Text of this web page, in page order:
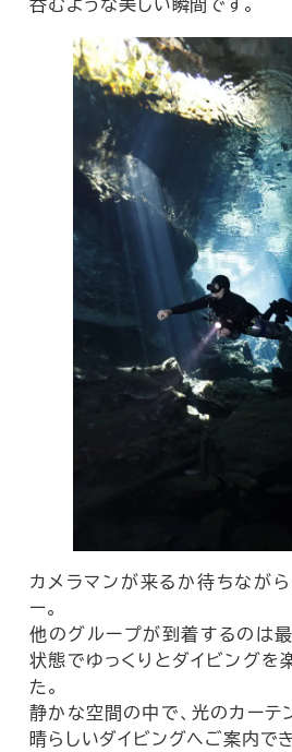
カメラマンが来るか待ちながら
ー。
他のグループが到着するのは
状態でゆっくりとダイビングを
た。
静かな空間の中で、光のカーテ
晴らしいダイビングへご案内で